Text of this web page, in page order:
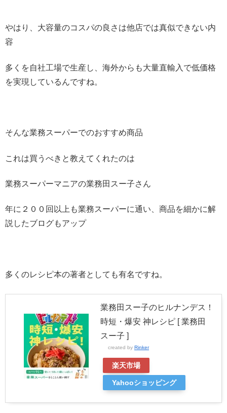
やはり、大容量のコスパの良さは他店では真似できない内
容
多くを自社工場で生産し、海外からも大量直輸入で低価格
を実現しているんですね。
そんな業務スーパーでのおすすめ商品
これは買うべきと教えてくれたのは
業務スーパーマニアの業務田スー子さん
年に２００回以上も業務スーパーに通い、商品を細かに解
説したブログもアップ
多くのレシピ本の著者としても有名ですね。
業務田スー子のヒルナンデス！
時短・爆安 神レシピ [ 業務田
スー子 ]
created by Rinker
楽天市場
Yahooショッピング